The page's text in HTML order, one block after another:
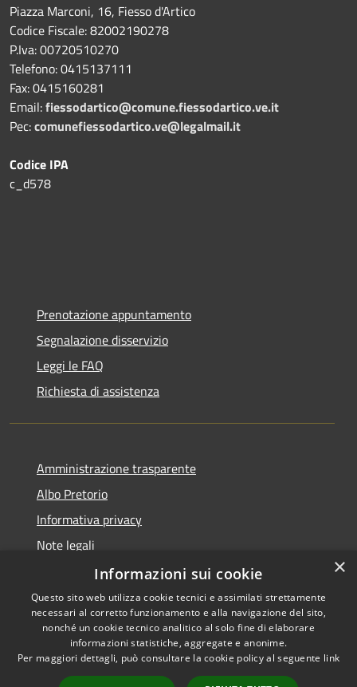
Piazza Marconi, 16, Fiesso d'Artico
Codice Fiscale: 82002190278
P.Iva: 00720510270
Telefono:0415137111
Fax:0415160281
Email:fiessodartico@comune.fiessodartico.ve.it
Pec:comunefiessodartico.ve@legalmail.it
Codice IPA
c_d578
Prenotazione appuntamento
Segnalazione disservizio
Leggi le FAQ
Richiesta di assistenza
Amministrazione trasparente
Albo Pretorio
Informativa privacy
Note legali
Dichiarazione di accessibilità
RSS
Accessibilità
Copyright © 2026 • Comune di
Fiesso d'Artico • Powered by
×
Informazioni sui cookie
Questo sito web utilizza cookie tecnici e assimilati strettamente
necessari al corretto funzionamento e alla navigazione del sito,
nonché un cookie tecnico analitico al solo fine di elaborare
informazioni statistiche, aggregate e anonime.
Per maggiori dettagli, può consultare la cookie policy al seguente link